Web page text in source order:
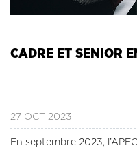
CADRE ET SENIOR
27 OCT 2023
En septembre 2023,